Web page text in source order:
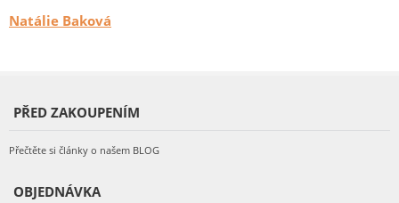
Natálie Baková
PŘED ZAKOUPENÍM
Přečtěte si články o našem BLOG
OBJEDNÁVKA